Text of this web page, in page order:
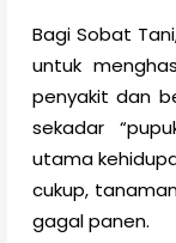
Bagi Sobat
untuk
penyakit dan
sekadar
utama
cukup,
gagal panen.